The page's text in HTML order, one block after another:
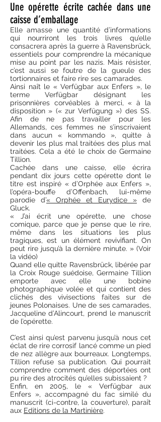
Une opérette écrite cachée dans une
caisse d’emballage
Elle amasse une quantité d’informations
qui nourriront les trois livres qu’elle
consacrera après la guerre à Ravensbrück,
essentiels pour comprendre la mécanique
mise au point par les nazis. Mais résister,
c’est aussi se foutre de la gueule des
tortionnaires et faire rire ses camarades.
Ainsi naît le « Verfügbar aux Enfers », le
terme Verfügbar désignant les
prisonnières corvéables à merci, « à la
disposition » (« zur Verfügung ») des SS.
Afin de ne pas travailler pour les
Allemands, ces femmes ne s’inscrivaient
dans aucun « kommando », quitte à
devenir les plus mal traitées des plus mal
traitées. Cela a été le choix de Germaine
Tillion.
Cachée dans une caisse, elle écrira
pendant dix jours cette opérette dont le
titre est inspiré « d’Orphée aux Enfers »,
l’opéra-bouffe d’Offenbach, lui-même
parodie d’« Orphée et Eurydice » de
Gluck.
« J’ai écrit une opérette, une chose
comique, parce que je pense que le rire,
même dans les situations les plus
tragiques, est un élément revivifiant. On
peut rire jusqu’à la dernière minute. » (Voir
la vidéo)
Quand elle quitte Ravensbrück, libérée par
la Croix Rouge suédoise, Germaine Tillion
emporte avec elle une bobine
photographique volée et qui contient des
clichés des vivisections faites sur de
jeunes Polonaises. Une de ses camarades,
Jacqueline d’Alincourt, prend le manuscrit
de l’opérette.
C’est ainsi qu’est parvenu jusqu’à nous cet
éclat de rire corrosif lancé comme un pied
de nez allègre aux bourreaux. Longtemps,
Tillion refuse sa publication. Qui pourrait
comprendre comment des déportées ont
pu rire des atrocités qu’elles subissaient ?
Enfin, en 2005, le « Verfügbar aux
Enfers », accompagné du fac similé du
manuscrit (ci-contre, la couverture), paraît
aux Editions de la Martinière.